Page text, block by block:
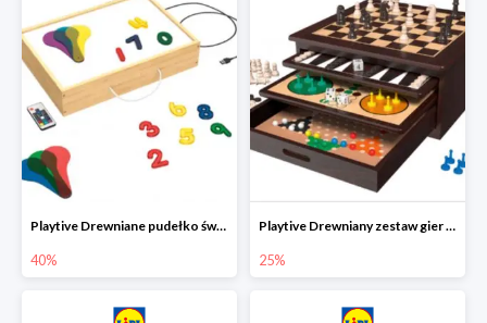
Playtive Drewniane pudełko świetlne MONTESSORI
40%
Playtive Drewniany zestaw gier 10 w 1
25%